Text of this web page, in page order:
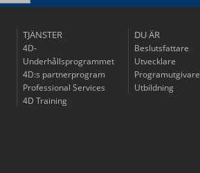
TJÄNSTER
4D-
Underhållsprogrammet
4D:s partnerprogram
Professional Services
4D Training
DU ÄR
Beslutsfattare
Utvecklare
Programutgivare
Utbildning